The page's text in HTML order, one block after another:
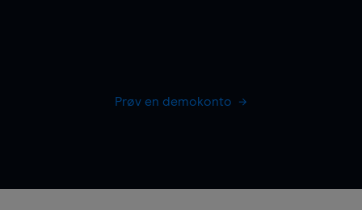
Prøv en demokonto